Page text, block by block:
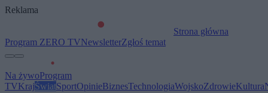
Reklama
Strona główna
Program ZERO TVNewsletterZgłoś temat
Na żywoProgram
TVKrajŚwiatSportOpinieBiznesTechnologiaWojskoZdrowieKultura